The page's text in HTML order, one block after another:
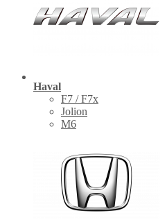
Haval
F7 / F7x
Jolion
M6